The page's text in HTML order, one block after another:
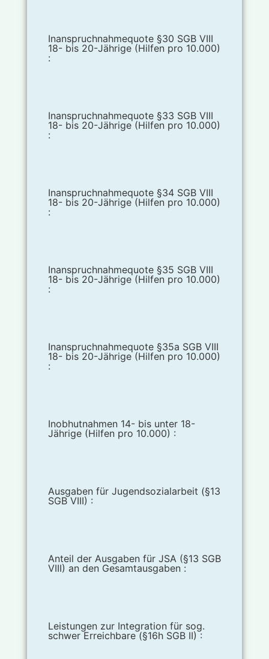
Inanspruchnahmequote §30 SGB VIII
18- bis 20-Jährige (Hilfen pro 10.000)
:
Inanspruchnahmequote §33 SGB VIII
18- bis 20-Jährige (Hilfen pro 10.000)
:
Inanspruchnahmequote §34 SGB VIII
18- bis 20-Jährige (Hilfen pro 10.000)
:
Inanspruchnahmequote §35 SGB VIII
18- bis 20-Jährige (Hilfen pro 10.000)
:
Inanspruchnahmequote §35a SGB VIII
18- bis 20-Jährige (Hilfen pro 10.000)
:
Inobhutnahmen 14- bis unter 18-
Jährige (Hilfen pro 10.000) :
Ausgaben für Jugendsozialarbeit (§13
SGB VIII) :
Anteil der Ausgaben für JSA (§13 SGB
VIII) an den Gesamtausgaben :
Leistungen zur Integration für sog.
schwer Erreichbare (§16h SGB II) :